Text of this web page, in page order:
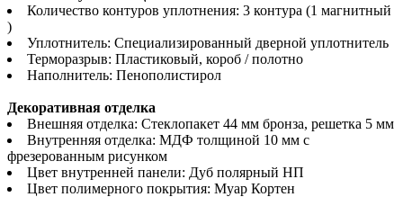
Количество контуров уплотнения: 3 контура (1 магнитный
)
Уплотнитель: Специализированный дверной уплотнитель
Терморазрыв: Пластиковый, короб / полотно
Наполнитель: Пенополистирол
Декоративная отделка
Внешняя отделка: Стеклопакет 44 мм бронза, решетка 5 мм
Внутренняя отделка: МДФ толщиной 10 мм с
фрезерованным рисунком
Цвет внутренней панели: Дуб полярный НП
Цвет полимерного покрытия: Муар Кортен